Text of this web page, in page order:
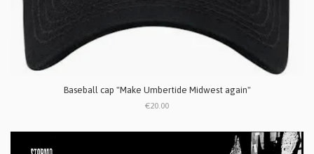
Baseball cap "Make Umbertide Midwest again"
€20.00